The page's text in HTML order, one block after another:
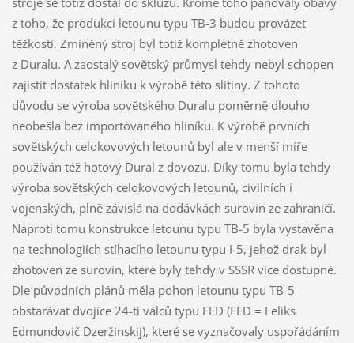
z toho, že produkci letounu typu TB-3 budou provázet
těžkosti. Zmíněný stroj byl totiž kompletně zhotoven
z Duralu. A zaostalý sovětský průmysl tehdy nebyl schopen
zajistit dostatek hliníku k výrobě této slitiny. Z tohoto
důvodu se výroba sovětského Duralu poměrně dlouho
neobešla bez importovaného hliníku. K výrobě prvních
sovětských celokovových letounů byl ale v menší míře
používán též hotový Dural z dovozu. Díky tomu byla tehdy
výroba sovětských celokovových letounů, civilních i
vojenských, plně závislá na dodávkách surovin ze zahraničí.
Naproti tomu konstrukce letounu typu TB-5 byla vystavěna
na technologiích stíhacího letounu typu I-5, jehož drak byl
zhotoven ze surovin, které byly tehdy v SSSR více dostupné.
Dle původních plánů měla pohon letounu typu TB-5
obstarávat dvojice 24-ti válců typu FED (FED = Feliks
Edmundovič Dzeržinskij), které se vyznačovaly uspořádáním